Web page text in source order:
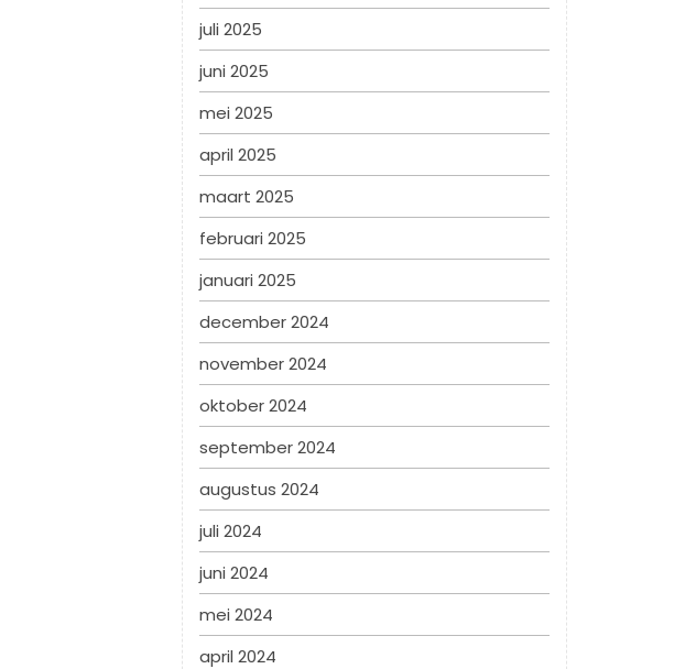
juli 2025
juni 2025
mei 2025
april 2025
maart 2025
februari 2025
januari 2025
december 2024
november 2024
oktober 2024
september 2024
augustus 2024
juli 2024
juni 2024
mei 2024
april 2024